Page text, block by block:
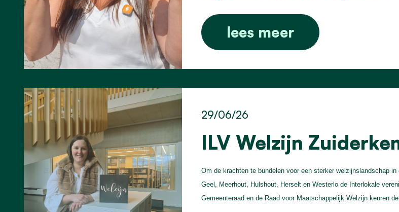
lees meer
ILV Welzijn
29/06/26
Om de krachten te bundelen voor een sterker welzijnslandschap
Geel, Meerhout, Hulshout, Herselt en Westerlo de Interlokale
Gemeenteraad en de Raad voor Maatschappelijk Welzijn keuren